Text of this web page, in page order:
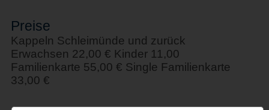
Preise
Kappeln Schleimünde und zurück
Erwachsen 22,00 € Kinder 11,00
Familienkarte 55,00 € Single Familienkarte
33,00 €